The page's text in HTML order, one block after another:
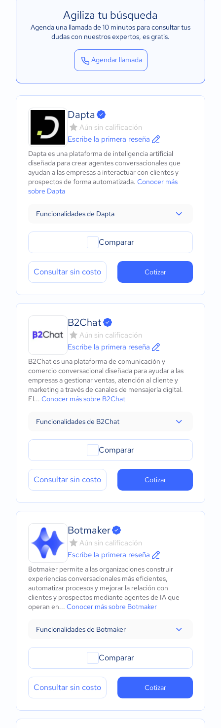
Agiliza tu búsqueda
Agenda una llamada de 10 minutos para consultar tus
dudas con nuestros expertos, es gratis.
Agendar llamada
Dapta
Aún sin calificación
Escribe la primera reseña
Dapta es una plataforma de inteligencia artificial
diseñada para crear agentes conversacionales que
ayudan a las empresas a interactuar con clientes y
prospectos de forma automatizada. Conocer más
sobre Dapta
Funcionalidades de Dapta
Comparar
Consultar sin costo Cotizar
B2Chat
Aún sin calificación
Escribe la primera reseña
B2Chat es una plataforma de comunicación y
comercio conversacional diseñada para ayudar a las
empresas a gestionar ventas, atención al cliente y
marketing a través de canales de mensajería digital.
El... Conocer más sobre B2Chat
Funcionalidades de B2Chat
Comparar
Consultar sin costo Cotizar
Botmaker
Aún sin calificación
Escribe la primera reseña
Botmaker permite a las organizaciones construir
experiencias conversacionales más eficientes,
automatizar procesos y mejorar la relación con
clientes y prospectos mediante agentes de IA que
operan en... Conocer más sobre Botmaker
Funcionalidades de Botmaker
Comparar
Consultar sin costo Cotizar